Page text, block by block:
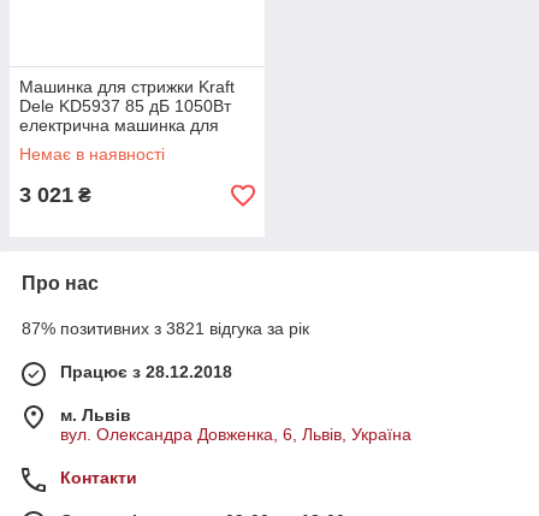
Машинка для стрижки Kraft
Dele KD5937 85 дБ 1050Вт
електрична машинка для
стрижки тварин
Немає в наявності
3 021 ₴
Про нас
87% позитивних з 3821 відгука за рік
Працює з 28.12.2018
м. Львів
вул. Олександра Довженка, 6, Львів, Україна
Контакти